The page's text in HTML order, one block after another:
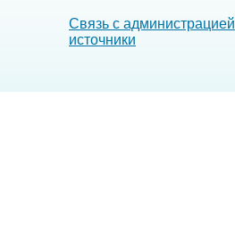
Связь с администрацией
источники